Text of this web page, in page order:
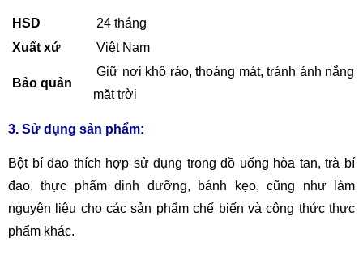
HSD
24 tháng
Xuất xứ
Việt Nam
Bảo quản
Giữ nơi khô ráo, thoáng mát, tránh ánh nắng
mặt trời
3. Sử dụng sản phẩm:
Bột bí đao thích hợp sử dụng trong đồ uống hòa tan, trà bí
đao, thực phẩm dinh dưỡng, bánh kẹo, cũng như làm
nguyên liệu cho các sản phẩm chế biến và công thức thực
phẩm khác.